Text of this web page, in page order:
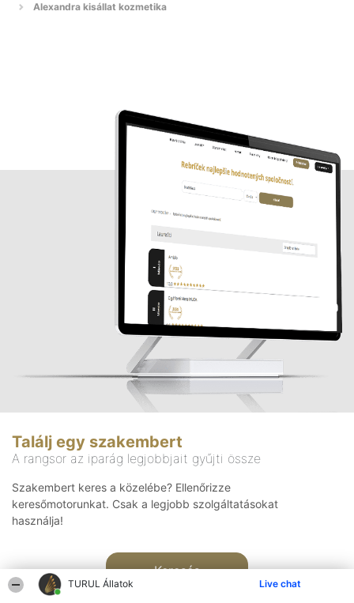
TURUL Állatok Live chat
Alexandra kisállat kozmetika
Találj egy szakembert
A rangsor az iparág legjobbjait gyűjti össze
Szakembert keres a közelébe? Ellenőrizze
keresőmotorunkat. Csak a legjobb szolgáltatásokat
használja!
Keresés